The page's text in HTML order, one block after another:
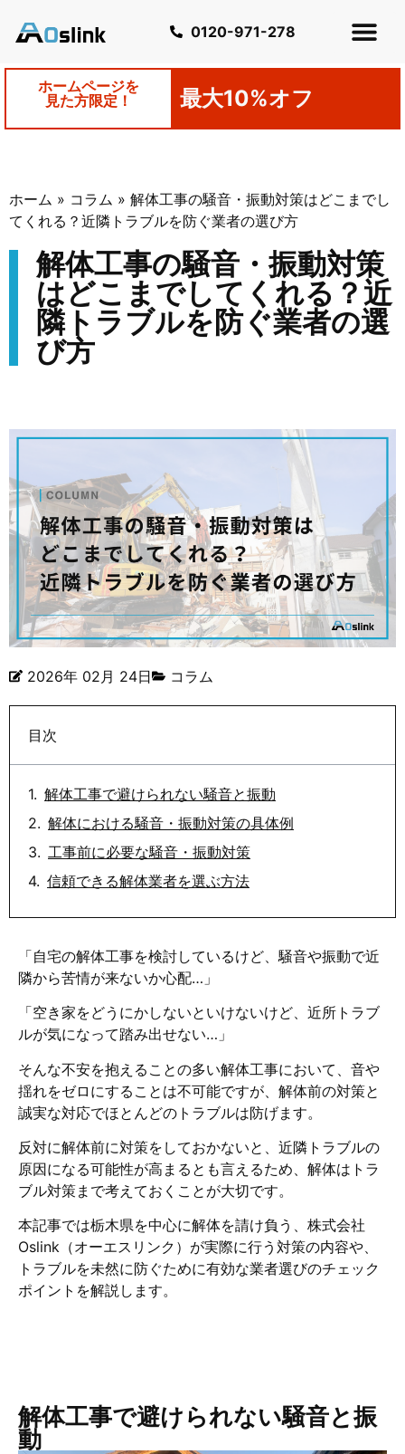
0120-971-278
ホームページを
見た方限定！
最大10%オフ
ホーム » コラム » 解体工事の騒音・振動対策はどこまでし
てくれる？近隣トラブルを防ぐ業者の選び方
解体工事の騒音・振動対策
はどこまでしてくれる？近
隣トラブルを防ぐ業者の選
び方
2026年 02月 24日 コラム
目次
解体工事で避けられない騒音と振動
解体における騒音・振動対策の具体例
工事前に必要な騒音・振動対策
信頼できる解体業者を選ぶ方法
「自宅の解体工事を検討しているけど、騒音や振動で近
隣から苦情が来ないか心配…」
「空き家をどうにかしないといけないけど、近所トラブ
ルが気になって踏み出せない…」
そんな不安を抱えることの多い解体工事において、音や
揺れをゼロにすることは不可能ですが、解体前の対策と
誠実な対応でほとんどのトラブルは防げます。
反対に解体前に対策をしておかないと、近隣トラブルの
原因になる可能性が高まるとも言えるため、解体はトラ
ブル対策まで考えておくことが大切です。
本記事では栃木県を中心に解体を請け負う、株式会社
Oslink（オーエスリンク）が実際に行う対策の内容や、
トラブルを未然に防ぐために有効な業者選びのチェック
ポイントを解説します。
解体工事で避けられない騒音と振
動